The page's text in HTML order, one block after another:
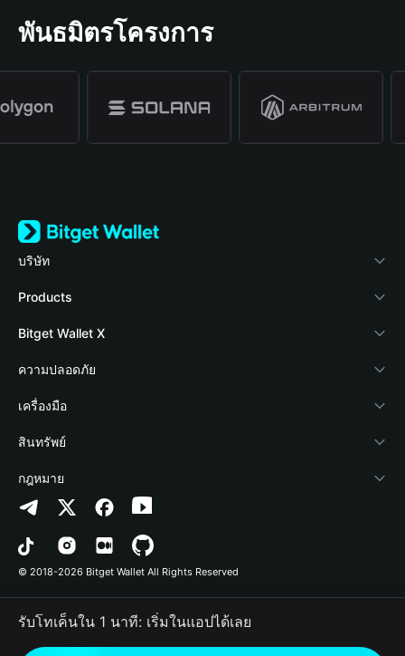
พันธมิตรโครงการ
บริษัท
เกี่ยวกับ Bitget Wallet
Blog
Academy
ข่าวสารด้านคริปโต
ศูนย์ช่วยเหลือ
ติดต่อเรา
ทรัพยากรข้อมูลของแบรนด์
อาชีพ
Products
Crypto Card
Stablecoin Earn
Payfi Crypto
Crypto Swap API
Altcoin Season Index
Prediction Markets
DApp
RWA
Bitget Wallet X
นักพัฒนา
เชื่อมต่อ Wallet
Bitget Wallet Pay
ลิสต์โปรเจกต์
ความปลอดภัย
Protection Fund
เทคโนโลยีความปลอดภัย
เครื่องมือ
ซื้อคริปโต
การตรวจจับการอนุญาต
การตรวจจับสัญญา
การโอนเป็นชุด
สินทรัพย์
Arbitrum
Avalanche
Bitcoin
Polygon
กฎหมาย
นโยบายความเป็นส่วนตัว
ข้อตกลงในการใช้บริการ
© 2018-2026 Bitget Wallet All Rights Reserved
รับโทเค็นใน 1 นาที: เริ่มในแอปได้เลย